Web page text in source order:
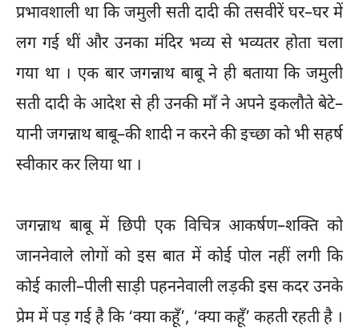
प्रभावशाली था कि जमुली सती दादी की तसवीरें घर–घर में
लग गई थीं और उनका मंदिर भव्य से भव्यतर होता चला
गया था । एक बार जगन्नाथ बाबू ने ही बताया कि जमुली
सती दादी के आदेश से ही उनकी माँ ने अपने इकलौते बेटे–
यानी जगन्नाथ बाबू–की शादी न करने की इच्छा को भी सहर्ष
स्वीकार कर लिया था ।
जगन्नाथ बाबू में छिपी एक विचित्र आकर्षण–शक्ति को
जाननेवाले लोगों को इस बात में कोई पोल नहीं लगी कि
कोई काली–पीली साड़ी पहननेवाली लड़की इस कदर उनके
प्रेम में पड़ गई है कि ‘क्या कहूँ’, ‘क्या कहूँ’ कहती रहती है ।